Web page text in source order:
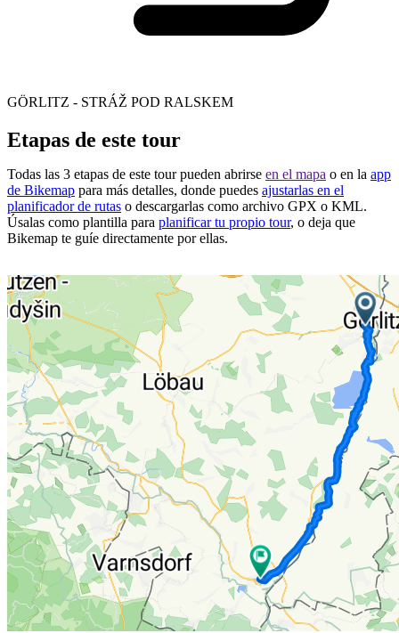
GÖRLITZ - STRÁŽ POD RALSKEM
Etapas de este tour
Todas las 3 etapas de este tour pueden abrirse en el mapa o en la app
de Bikemap para más detalles, donde puedes ajustarlas en el
planificador de rutas o descargarlas como archivo GPX o KML.
Úsalas como plantilla para planificar tu propio tour, o deja que
Bikemap te guíe directamente por ellas.